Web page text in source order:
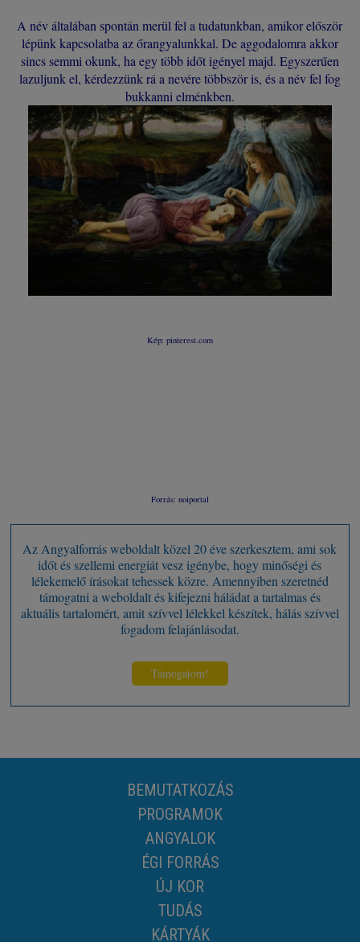
A név általában spontán merül fel a tudatunkban, amikor először
lépünk kapcsolatba az őrangyalunkkal. De aggodalomra akkor
sincs semmi okunk, ha egy több időt igényel majd. Egyszerűen
lazuljunk el, kérdezzünk rá a nevére többször is, és a név fel fog
bukkanni elménkben.
Kép: pinterest.com
Forrás: noiportal
Az Angyalforrás weboldalt közel 20 éve szerkesztem, ami sok
időt és szellemi energiát vesz igénybe, hogy minőségi és
lélekemelő írásokat tehessek közre. Amennyiben szeretnéd
támogatni a weboldalt és kifejezni háládat a tartalmas és
aktuális tartalomért, amit szívvel lélekkel készítek, hálás szívvel
fogadom felajánlásodat.
Támogatom!
BEMUTATKOZÁS
PROGRAMOK
ANGYALOK
ÉGI FORRÁS
ÚJ KOR
TUDÁS
KÁRTYÁK